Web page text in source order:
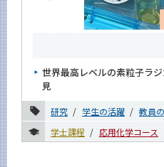
世界最高レベルの素粒子ラ
見
研究 学生の活躍
教員
学士課程
応用化学コース